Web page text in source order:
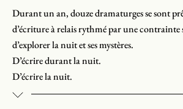
Durant un an, douze dramaturges se sont
d’écriture à relais rythmé par une contrainte
d’explorer la nuit et ses mystères.
D’écrire durant la nuit.
D’écrire la nuit.
De cette expérience est née une œuvre tissée